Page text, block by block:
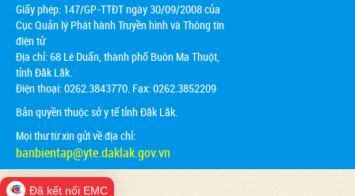
Giấy phép: 147/GP-TTĐT ngày 30/09/2008 của
Cục Quản lý Phát hành Truyền hình và Thông tin
điện tử
Địa chỉ:68 Lê Duẩn, thành phố Buôn Ma Thuột,
tỉnh Đắk Lắk.
Điện thoại: 0262.3843770. Fax: 0262.3852209
Bản quyền thuộc sở y tế tỉnh Đắk Lắk.
Mọi thư từ xin gửi về địa chỉ:
banbientap@yte.daklak.gov.vn
Đã kết nối EMC